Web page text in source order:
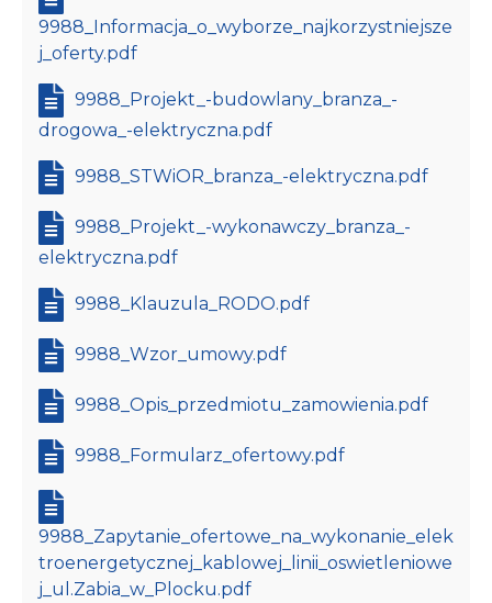
9988_Informacja_o_wyborze_najkorzystniejsze
j_oferty.pdf
9988_Projekt_-budowlany_branza_-
drogowa_-elektryczna.pdf
9988_STWiOR_branza_-elektryczna.pdf
9988_Projekt_-wykonawczy_branza_-
elektryczna.pdf
9988_Klauzula_RODO.pdf
9988_Wzor_umowy.pdf
9988_Opis_przedmiotu_zamowienia.pdf
9988_Formularz_ofertowy.pdf
9988_Zapytanie_ofertowe_na_wykonanie_elek
troenergetycznej_kablowej_linii_oswietleniowe
j_ul.Zabia_w_Plocku.pdf